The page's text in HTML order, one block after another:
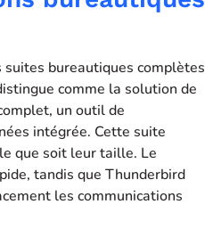
bureautiques complètes
comme la solution de
un outil de
intégrée. Cette suite
que soit leur taille. Le
tandis que Thunderbird
les communications